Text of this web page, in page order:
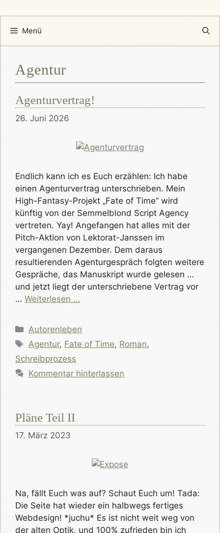
Menü
Agentur
Agenturvertrag!
26. Juni 2026
Endlich kann ich es Euch erzählen: Ich habe
einen Agenturvertrag unterschrieben. Mein
High-Fantasy-Projekt „Fate of Time“ wird
künftig von der Semmelblond Script Agency
vertreten. Yay! Angefangen hat alles mit der
Pitch-Aktion von Lektorat-Janssen im
vergangenen Dezember. Dem daraus
resultierenden Agenturgespräch folgten weitere
Gespräche, das Manuskript wurde gelesen …
und jetzt liegt der unterschriebene Vertrag vor
… Weiterlesen …
Kategorien
Autorenleben
Schlagwörter
Agentur, Fate of Time, Roman,
Schreibprozess
Kommentar hinterlassen
Pläne Teil II
17. März 2023
Na, fällt Euch was auf? Schaut Euch um! Tada:
Die Seite hat wieder ein halbwegs fertiges
Webdesign! *juchu* Es ist nicht weit weg von
der alten Optik, und 100% zufrieden bin ich